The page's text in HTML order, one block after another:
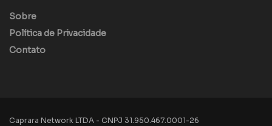
Sobre
Política de Privacidade
Contato
Caprara Network LTDA - CNPJ 31.950.467.0001-26